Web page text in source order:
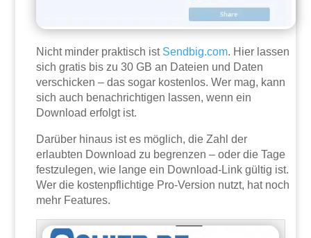
Nicht minder praktisch ist Sendbig.com. Hier lassen
sich gratis bis zu 30 GB an Dateien und Daten
verschicken – das sogar kostenlos. Wer mag, kann
sich auch benachrichtigen lassen, wenn ein
Download erfolgt ist.
Darüber hinaus ist es möglich, die Zahl der
erlaubten Download zu begrenzen – oder die Tage
festzulegen, wie lange ein Download-Link gültig ist.
Wer die kostenpflichtige Pro-Version nutzt, hat noch
mehr Features.